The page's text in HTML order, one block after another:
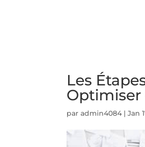
Les
Optimiser
paradmin4084 |Jan